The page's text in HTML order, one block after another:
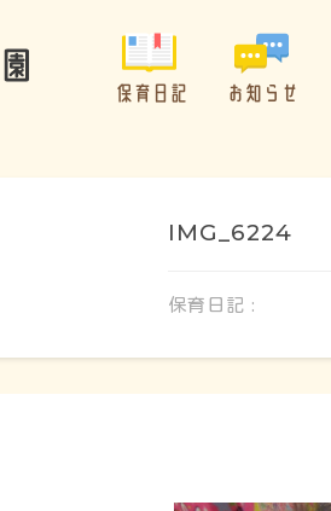
保育日記 お知らせ
IMG_6224
保育日記 :